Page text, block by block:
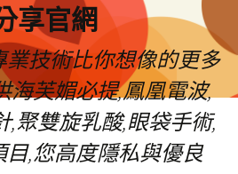
享官網
業技術比你想像的更多
海芙媚必提,鳳凰電波,
,聚雙旋乳酸,眼袋手術,
目,您高度隱私與優良